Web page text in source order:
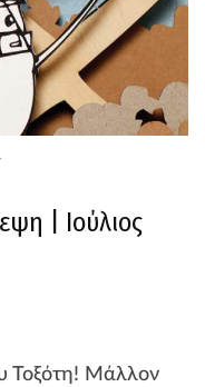
| Ιούλιος
Τοξότη! Μάλλον